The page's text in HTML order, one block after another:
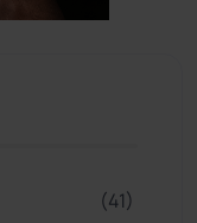
(41)